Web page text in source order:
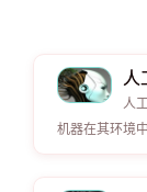
人
人
机器在其环境